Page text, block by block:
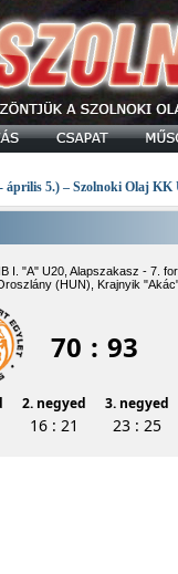
április 5.) – Szolnoki Olaj KK
I. "A" U20, Alapszakasz - 7.
(HUN), Krajnyik
70 : 93
2. negyed 3. negyed
16 : 21 23 : 25